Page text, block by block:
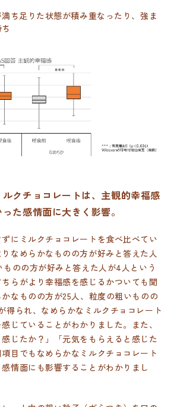
ち足りた状態が積み重なったり、強ま
クチョコレートは、主観的幸福感
た感情面に大きく影響。
にミルクチョコレートを食べ比べてい
なめらかなものの方が好みと答えた人
のの方が好みと答えた人が4人という
らがより幸福感を感じるかついても聞
なものの方が25人、粒度の粗いものの
得られ、なめらかなミルクチョコレート
じていることがわかりました。また、
感じたか？」「元気をもらえると感じた
目でもなめらかなミルクチョコレート
情面にも影響することがわかりまし